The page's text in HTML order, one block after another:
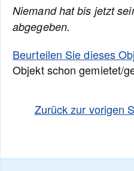
Niemand hat bis jetzt
abgegeben.
Beurteilen Sie dieses
Objekt schon gemietet/
Zurück zur vorigen